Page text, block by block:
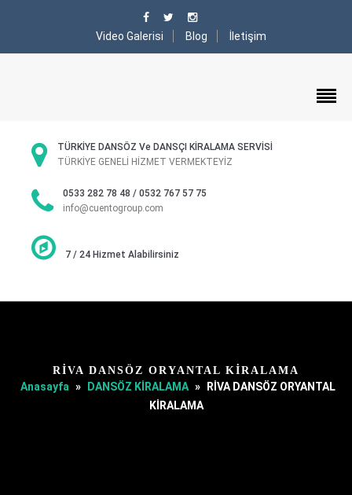
Video Galerisi Blog İletişim
TÜRKİYE DANSÖZ Ve DANSÇI KİRALAMA SERVİSİ
TÜRKİYE GENELİ HİZMET VERMEKTEYİZ
0533 282 78 48 / 0532 767 57 75
info@cuentogroup.com
7 / 24 Hizmet Alabilirsiniz
RİVA DANSÖZ ORYANTAL KİRALAMA
Anasayfa » DANSÖZ KİRALAMA »
RİVA DANSÖZ ORYANTAL
KİRALAMA